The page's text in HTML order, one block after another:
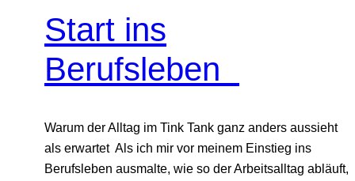
Start ins
Berufsleben
Warum der Alltag im Tink Tank ganz anders aussieht
als erwartet Als ich mir vor meinem Einstieg ins
Berufsleben ausmalte, wie so der Arbeitsalltag abläuft,